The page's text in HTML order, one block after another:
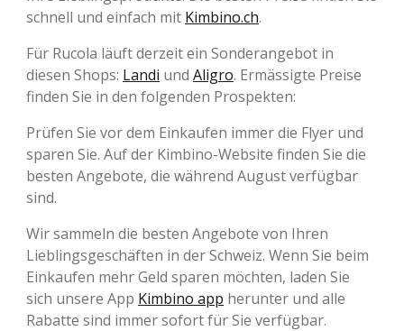
schnell und einfach mit Kimbino.ch.
Für Rucola läuft derzeit ein Sonderangebot in
diesen Shops: Landi und Aligro. Ermässigte Preise
finden Sie in den folgenden Prospekten:
Prüfen Sie vor dem Einkaufen immer die Flyer und
sparen Sie. Auf der Kimbino-Website finden Sie die
besten Angebote, die während August verfügbar
sind.
Wir sammeln die besten Angebote von Ihren
Lieblingsgeschäften in der Schweiz. Wenn Sie beim
Einkaufen mehr Geld sparen möchten, laden Sie
sich unsere App Kimbino app herunter und alle
Rabatte sind immer sofort für Sie verfügbar.